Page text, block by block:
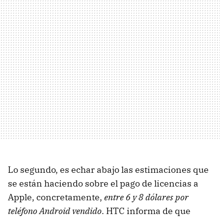
Lo segundo, es echar abajo las estimaciones que
se están haciendo sobre el pago de licencias a
Apple, concretamente, entre 6 y 8 dólares por
teléfono Android vendido. HTC informa de que